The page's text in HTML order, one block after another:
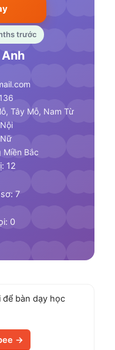
trước
Tây Mỗ, Nam Từ
Miền Bắc
12
7
0
để bàn dạy học
→